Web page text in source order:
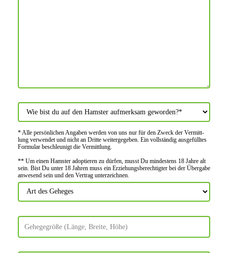
* Alle persön­lichen Angaben werden von uns nur für den Zweck der Vermitt­
lung verwendet und nicht an Dritte weiter­gegeben. Ein voll­ständig ausge­fülltes
Formular beschleu­nigt die Vermitt­lung.
** Um einen Hamster adoptieren zu dürfen, musst Du mindes­tens 18 Jahre alt
sein. Bist Du unter 18 Jahren muss ein Erziehungs­berechtigter bei der Über­gabe
anwes­end sein und den Vertrag unter­zeichnen.